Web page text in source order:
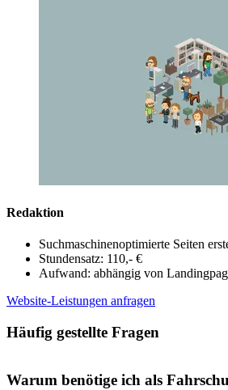
Redaktion
Suchmaschinenoptimierte Seiten
Stundensatz: 110,- €
Aufwand: abhängig von
Website-Leistungen anfragen
Häufig gestellte Fragen
Warum benötige ich als